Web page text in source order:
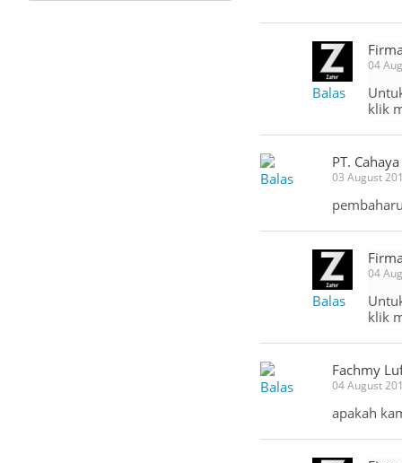
Balas
04
klik
Balas
PT.
03 August
Balas
04
klik
Balas
Fachmy
04 August
apakah